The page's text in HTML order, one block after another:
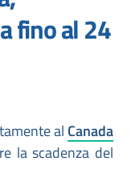
fino al 24
al Canada
la scadenza del